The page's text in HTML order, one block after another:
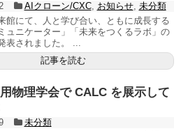
AIクローン/CXC, お知らせ, 未分類
館にて、人と学び合い、ともに成長する
ュニケーター」「未来をつくるラボ」の
表されました。 ...
記事を読む
物理学会で CALC を展示して
未分類